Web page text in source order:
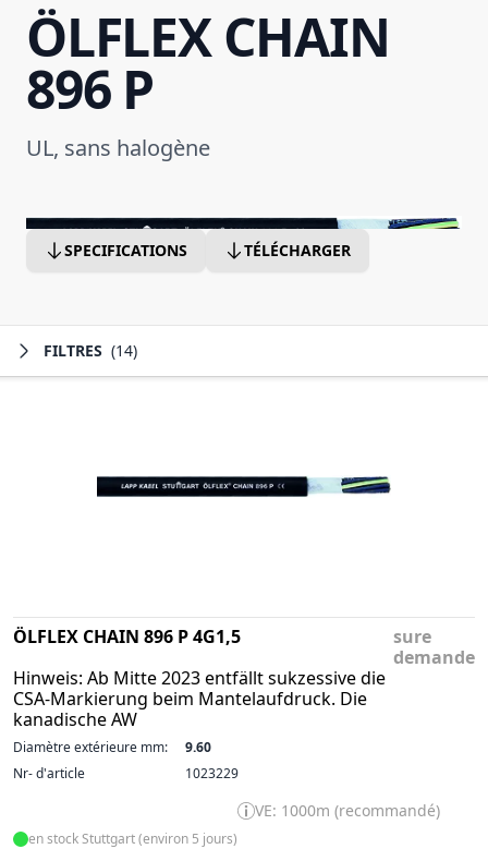
ÖLFLEX CHAIN
896 P
UL, sans halogène
SPECIFICATIONS TÉLÉCHARGER
FILTRES (14)
ÖLFLEX CHAIN 896 P 4G1,5
Hinweis: Ab Mitte 2023 entfällt sukzessive die
CSA-Markierung beim Mantelaufdruck. Die
kanadische AW
sure
demande
Diamètre extérieure mm:
9.60
Nr- d'article
1023229
VE: 1000m (recommandé)
en stock Stuttgart (environ 5 jours)